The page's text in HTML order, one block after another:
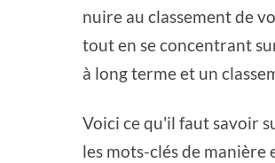
nuire au classement de
tout en se concentrant
à long terme et un
Voici ce qu'il faut savoir
les mots-clés de manière